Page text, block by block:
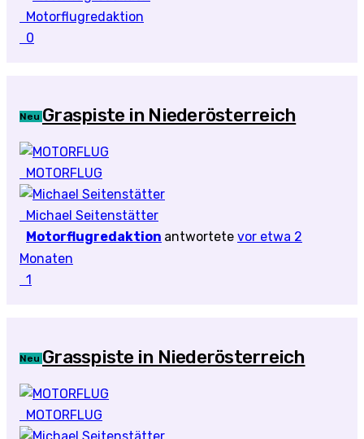
Motorflugredaktion
0
Neu Graspiste in Niederösterreich
MOTORFLUG
Michael Seitenstätter
Motorflugredaktion antwortete vor etwa 2
Monaten
1
Neu Grasspiste in Niederösterreich
MOTORFLUG